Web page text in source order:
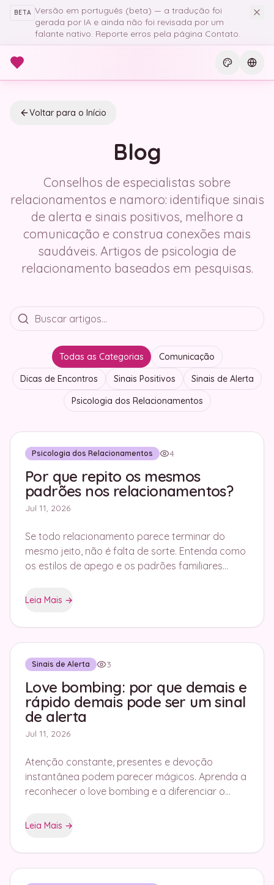
Pular para o conteúdo principal
BETA Versão em português (beta) — a tradução foi
gerada por IA e ainda não foi revisada por um
falante nativo. Reporte erros pela página Contato.
Current
Voltar para o Início
Blog
Conselhos de especialistas sobre
relacionamentos e namoro: identifique sinais
de alerta e sinais positivos, melhore a
comunicação e construa conexões mais
saudáveis. Artigos de psicologia de
relacionamento baseados em pesquisas.
Todas as Categorias
Comunicação
Dicas de Encontros
Sinais Positivos
Sinais de Alerta
Psicologia dos Relacionamentos
Psicologia dos Relacionamentos 4
Por que repito os mesmos
padrões nos relacionamentos?
Jul 11, 2026
Se todo relacionamento parece terminar do
mesmo jeito, não é falta de sorte. Entenda como
os estilos de apego e os padrões familiares
Leia Mais →
Sinais de Alerta 3
Love bombing: por que demais e
rápido demais pode ser um sinal
de alerta
Jul 11, 2026
Atenção constante, presentes e devoção
instantânea podem parecer mágicos. Aprenda a
reconhecer o love bombing e a diferenciar o
Leia Mais →